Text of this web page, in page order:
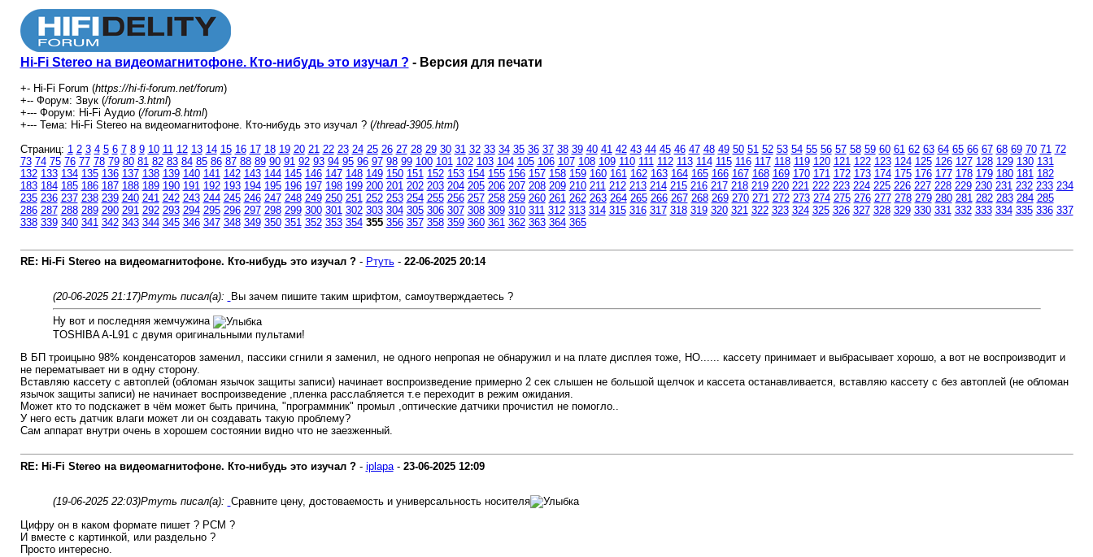
Hi-Fi Stereo на видеомагнитофоне. Кто-нибудь это изучал ? - Версия для печати
+- Hi-Fi Forum (https://hi-fi-forum.net/forum)
+-- Форум: Звук (/forum-3.html)
+--- Форум: Hi-Fi Аудио (/forum-8.html)
+--- Тема: Hi-Fi Stereo на видеомагнитофоне. Кто-нибудь это изучал ? (/thread-3905.html)
Страниц: 1 2 3 4 5 6 7 8 9 10 11 12 13 14 15 16 17 18 19 20 21 22 23 24 25 26 27 28 29 30 31 32 33 34 35 36 37 38 39 40 41 42 43 44 45 46 47 48 49 50 51 52 53 54 55 56 57 58 59 60 61 62 63 64 65 66 67 68 69 70 71 72
73 74 75 76 77 78 79 80 81 82 83 84 85 86 87 88 89 90 91 92 93 94 95 96 97 98 99 100 101 102 103 104 105 106 107 108 109 110 111 112 113 114 115 116 117 118 119 120 121 122 123 124 125 126 127 128 129 130 131
132 133 134 135 136 137 138 139 140 141 142 143 144 145 146 147 148 149 150 151 152 153 154 155 156 157 158 159 160 161 162 163 164 165 166 167 168 169 170 171 172 173 174 175 176 177 178 179 180 181 182
183 184 185 186 187 188 189 190 191 192 193 194 195 196 197 198 199 200 201 202 203 204 205 206 207 208 209 210 211 212 213 214 215 216 217 218 219 220 221 222 223 224 225 226 227 228 229 230 231 232 233 234
235 236 237 238 239 240 241 242 243 244 245 246 247 248 249 250 251 252 253 254 255 256 257 258 259 260 261 262 263 264 265 266 267 268 269 270 271 272 273 274 275 276 277 278 279 280 281 282 283 284 285
286 287 288 289 290 291 292 293 294 295 296 297 298 299 300 301 302 303 304 305 306 307 308 309 310 311 312 313 314 315 316 317 318 319 320 321 322 323 324 325 326 327 328 329 330 331 332 333 334 335 336 337
338 339 340 341 342 343 344 345 346 347 348 349 350 351 352 353 354 355 356 357 358 359 360 361 362 363 364 365
RE: Hi-Fi Stereo на видеомагнитофоне. Кто-нибудь это изучал ?- Ртуть- 22-06-2025 20:14
(20-06-2025 21:17)Ртуть писал(а):
Вы зачем пишите таким шрифтом, самоутверждаетесь ?
Ну вот и последняя жемчужина
TOSHIBA A-L91 с двумя оригинальными пультами!
В БП троицыно 98% конденсаторов заменил, пассики сгнили я заменил, не одного непропая не обнаружил и на плате дисплея тоже, НО...... кассету принимает и выбрасывает хорошо, а вот не воспроизводит и
не перематывает ни в одну сторону.
Вставляю кассету с автоплей (обломан язычок защиты записи) начинает воспроизведение примерно 2 сек слышен не большой щелчок и кассета останавливается, вставляю кассету с без автоплей (не обломан
язычок защиты записи) не начинает воспроизведение ,пленка расслабляется т.е переходит в режим ожидания.
Может кто то подскажет в чём может быть причина, "программник" промыл ,оптические датчики прочистил не помогло..
У него есть датчик влаги может ли он создавать такую проблему?
Сам аппарат внутри очень в хорошем состоянии видно что не заезженный.
RE: Hi-Fi Stereo на видеомагнитофоне. Кто-нибудь это изучал ?- iplapa- 23-06-2025 12:09
(19-06-2025 22:03)Ртуть писал(а): Сравните цену, достоваемость и универсальность носителя
Цифру он в каком формате пишет ? PCM ?
И вместе с картинкой, или раздельно ?
Просто интересно.